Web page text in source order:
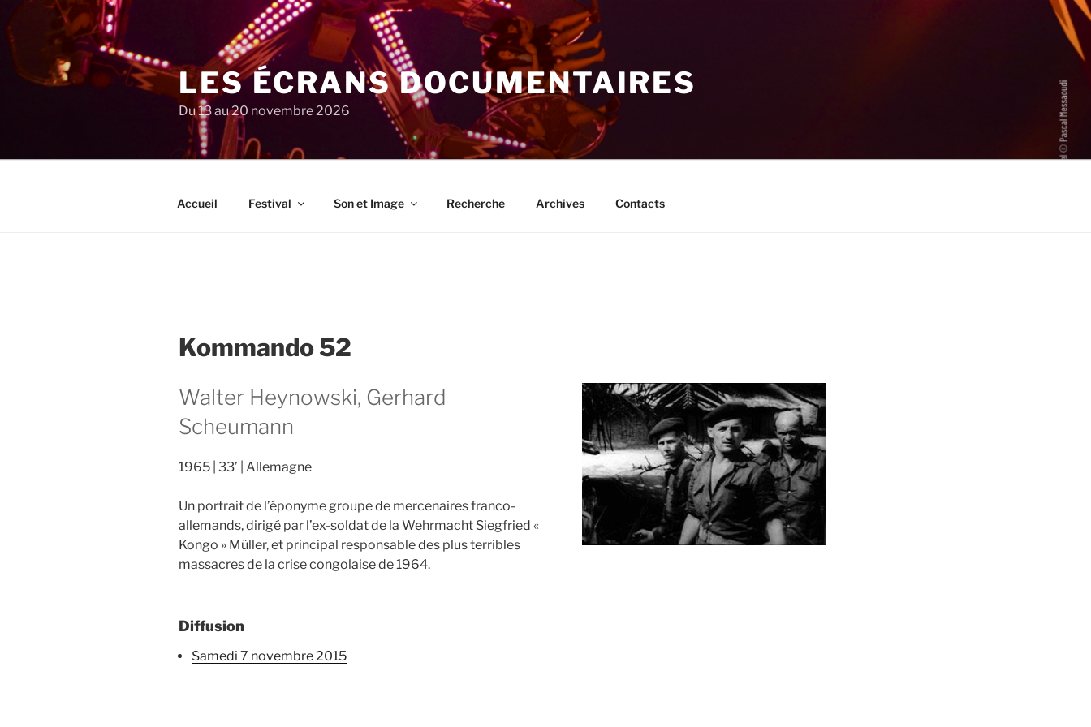
au
contenu
principal
LES ÉCRANS DOCUMENTAIRES
Du 13 au 20 novembre 2026
Accueil Festival Son et Image Recherche Archives Contacts
Kommando 52
Walter Heynowski, Gerhard
Scheumann
1965 33’ Allemagne
Un portrait de l’éponyme groupe de mercenaires franco-
allemands, dirigé par l’ex-soldat de la Wehrmacht Siegfried «
Kongo » Müller, et principal responsable des plus terribles
massacres de la crise congolaise de 1964.
Diffusion
samedi 7 novembre 2015